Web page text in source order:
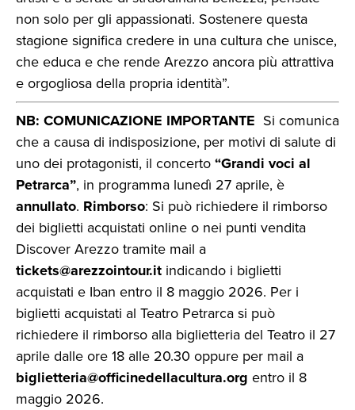
non solo per gli appassionati. Sostenere questa
stagione significa credere in una cultura che unisce,
che educa e che rende Arezzo ancora più attrattiva
e orgogliosa della propria identità”.
NB: COMUNICAZIONE IMPORTANTE Si comunica
che a causa di indisposizione, per motivi di salute di
uno dei protagonisti, il concerto“Grandi voci al
Petrarca”, in programma lunedì 27 aprile, è
annullato. Rimborso: Si può richiedere il rimborso
dei biglietti acquistati online o nei punti vendita
Discover Arezzo tramite mail a
tickets@arezzointour.it indicando i biglietti
acquistati e Iban entro il 8 maggio 2026. Per i
biglietti acquistati al Teatro Petrarca si può
richiedere il rimborso alla biglietteria del Teatro il 27
aprile dalle ore 18 alle 20.30 oppure per mail a
biglietteria@officinedellacultura.org entro il 8
maggio 2026.